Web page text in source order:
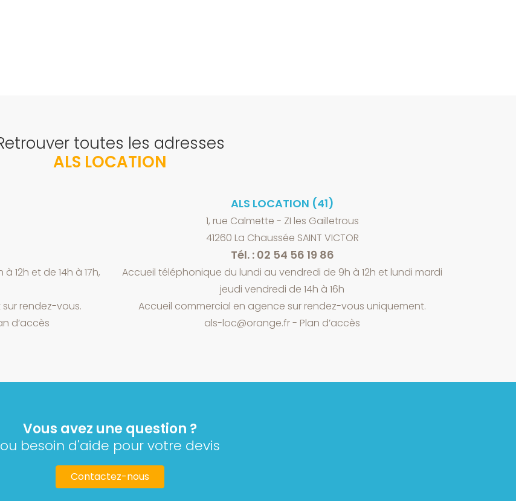
toutes les adresses
ALS LOCATION
12h et de 14h à 17h,
rendez-vous.
d’accès
ALS LOCATION (41)
1, rue Calmette - ZI les Gailletrous
41260 La Chaussée SAINT VICTOR
Tél. : 02 54 56 19 86
Accueil téléphonique du lundi au vendredi de 9h à 12h et lundi mardi
jeudi vendredi de 14h à 16h
Accueil commercial en agence sur rendez-vous uniquement.
als-loc@orange.fr- Plan d’accès
Vous avez une question ?
ou besoin d'aide pour votre devis
Contactez-nous